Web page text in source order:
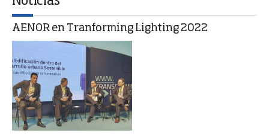
AENOR en Tranforming Lighting 2022